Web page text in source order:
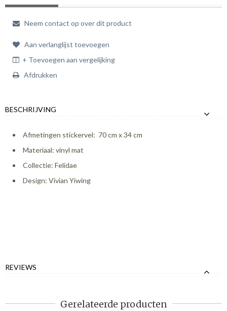
Neem contact op over dit product
Aan verlanglijst toevoegen
+ Toevoegen aan vergelijking
Afdrukken
BESCHRIJVING
Afmetingen stickervel: 70 cm x 34 cm
Materiaal: vinyl mat
Collectie: Felidae
Design: Vivian Yiwing
REVIEWS
Gerelateerde producten